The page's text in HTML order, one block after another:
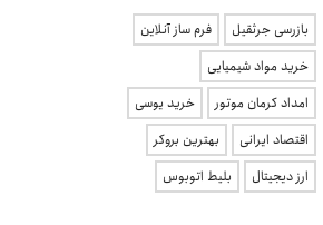
بازرسی جرثقیل
فرم ساز آنلاین
خرید مواد شیمیایی
امداد کرمان موتور
خرید یوسی
اقتصاد ایرانی
بهترین بروکر
ارز دیجیتال
بلیط اتوبوس